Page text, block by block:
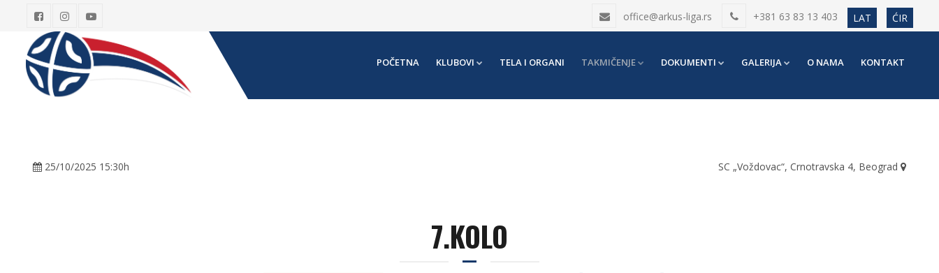
office@arkus-liga.rs +381 63 83 13 403 LAT ĆIR
POČETNA KLUBOVI TELA I ORGANI TAKMIČENJE DOKUMENTI GALERIJA O NAMA KONTAKT
25/10/2025 15:30h SC „Voždovac“, Crnotravska 4, Beograd
7.KOLO